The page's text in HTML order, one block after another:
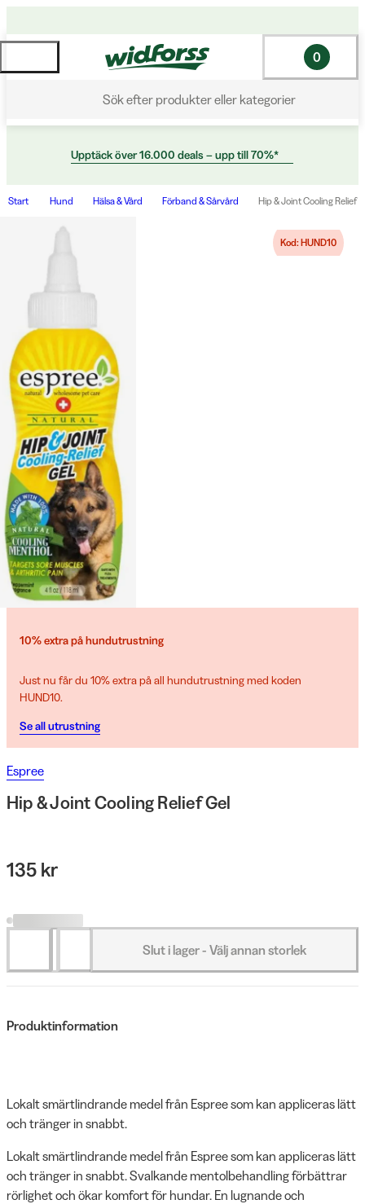
Sök efter produkter eller kategorier
0
Upptäck över 16.000 deals – upp till 70%*
Start Hund Hälsa & Vård Förband & Sårvård Hip & Joint Cooling Relief
Kod: HUND10
10% extra på hundutrustning
Just nu får du 10% extra på all hundutrustning med koden
HUND10.
Se all utrustning
Espree
Hip & Joint Cooling Relief Gel
135 kr
Slut i lager - Välj annan storlek
Produktinformation
Lokalt smärtlindrande medel från Espree som kan appliceras lätt
och tränger in snabbt.
Lokalt smärtlindrande medel från Espree som kan appliceras lätt
och tränger in snabbt. Svalkande mentolbehandling förbättrar
rörlighet och ökar komfort för hundar. En lugnande och